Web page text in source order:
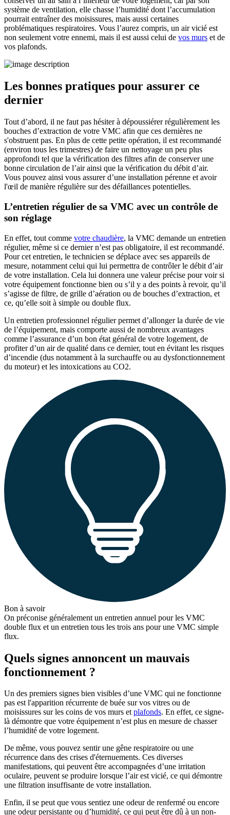
système de ventilation, elle chasse l’humidité dont l’accumulation
pourrait entraîner des moisissures, mais aussi certaines
problématiques respiratoires. Vous l’aurez compris, un air vicié est
non seulement votre ennemi, mais il est aussi celui de vos murs et de
vos plafonds.
Les bonnes pratiques pour assurer ce
dernier
Tout d’abord, il ne faut pas hésiter à dépoussiérer régulièrement les
bouches d’extraction de votre VMC afin que ces dernières ne
s'obstruent pas. En plus de cette petite opération, il est recommandé
(environ tous les trimestres) de faire un nettoyage un peu plus
approfondi tel que la vérification des filtres afin de conserver une
bonne circulation de l’air ainsi que la vérification du débit d’air.
Vous pouvez ainsi vous assurer d’une installation pérenne et avoir
l'œil de manière régulière sur des défaillances potentielles.
L’entretien régulier de sa VMC avec un contrôle de
son réglage
En effet, tout comme votre chaudière, la VMC demande un entretien
régulier, même si ce dernier n’est pas obligatoire, il est recommandé.
Pour cet entretien, le technicien se déplace avec ses appareils de
mesure, notamment celui qui lui permettra de contrôler le débit d’air
de votre installation. Cela lui donnera une valeur précise pour voir si
votre équipement fonctionne bien ou s’il y a des points à revoir, qu’il
s’agisse de filtre, de grille d’aération ou de bouches d’extraction, et
ce, qu’elle soit à simple ou double flux.
Un entretien professionnel régulier permet d’allonger la durée de vie
de l’équipement, mais comporte aussi de nombreux avantages
comme l’assurance d’un bon état général de votre logement, de
profiter d’un air de qualité dans ce dernier, tout en évitant les risques
d’incendie (dus notamment à la surchauffe ou au dysfonctionnement
du moteur) et les intoxications au CO2.
Bon à savoir
On préconise généralement un entretien annuel pour les VMC
double flux et un entretien tous les trois ans pour une VMC simple
flux.
Quels signes annoncent un mauvais
fonctionnement ?
Un des premiers signes bien visibles d’une VMC qui ne fonctionne
pas est l'apparition récurrente de buée sur vos vitres ou de
moisissures sur les coins de vos murs etplafonds. En effet, ce signe-
là démontre que votre équipement n’est plus en mesure de chasser
l’humidité de votre logement.
De même, vous pouvez sentir une gêne respiratoire ou une
récurrence dans des crises d'éternuements. Ces diverses
manifestations, qui peuvent être accompagnées d’une irritation
oculaire, peuvent se produire lorsque l’air est vicié, ce qui démontre
une filtration insuffisante de votre installation.
Enfin, il se peut que vous sentiez une odeur de renfermé ou encore
une odeur persistante ou d’humidité, ce qui peut être dû à un non-